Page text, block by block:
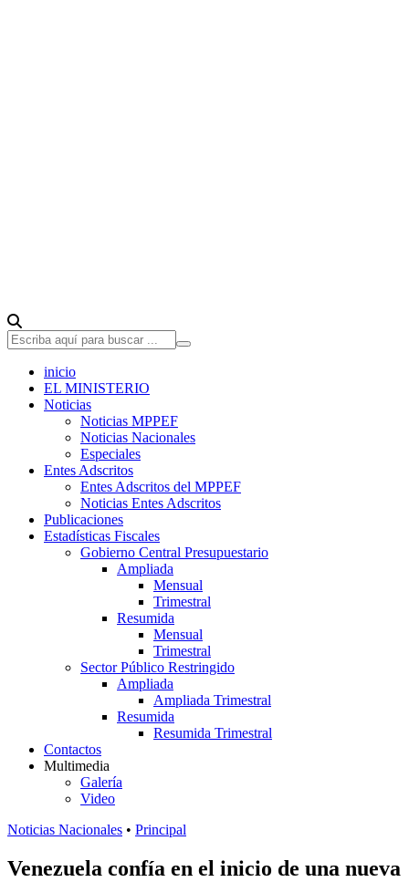
inicio
EL MINISTERIO
Noticias
Noticias MPPEF
Noticias Nacionales
Especiales
Entes Adscritos
Entes Adscritos del MPPEF
Noticias Entes Adscritos
Publicaciones
Estadísticas Fiscales
Gobierno Central Presupuestario
Ampliada
Mensual
Trimestral
Resumida
Mensual
Trimestral
Sector Público Restringido
Ampliada
Ampliada Trimestral
Resumida
Resumida Trimestral
Contactos
Multimedia
Galería
Video
Noticias Nacionales • Principal
Venezuela confía en el inicio de una nueva